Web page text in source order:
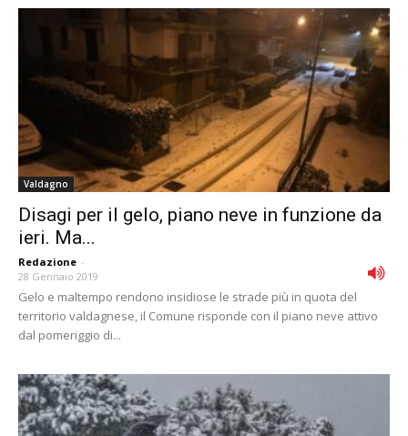
Valdagno
Disagi per il gelo, piano neve in funzione da
ieri. Ma...
Redazione -
28 Gennaio 2019
Gelo e maltempo rendono insidiose le strade più in quota del
territorio valdagnese, il Comune risponde con il piano neve attivo
dal pomeriggio di...